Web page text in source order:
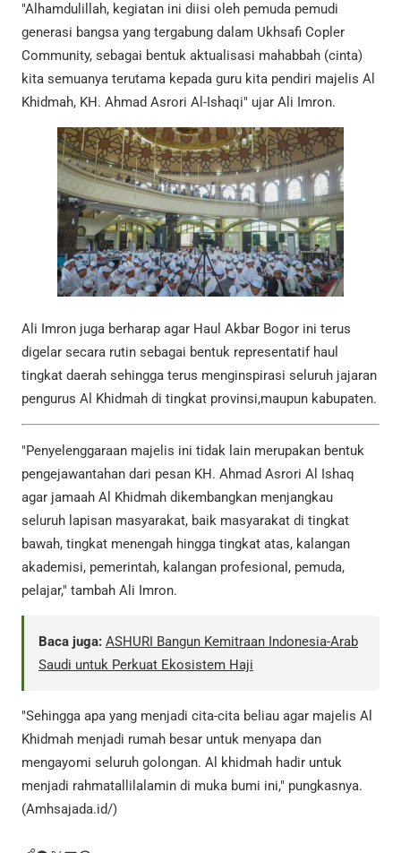
"Alhamdulillah, kegiatan ini diisi oleh pemuda pemudi
generasi bangsa yang tergabung dalam Ukhsafi Copler
Community, sebagai bentuk aktualisasi mahabbah (cinta)
kita semuanya terutama kepada guru kita pendiri majelis Al
Khidmah, KH. Ahmad Asrori Al-Ishaqi" ujar Ali Imron.
Ali Imron juga berharap agar Haul Akbar Bogor ini terus
digelar secara rutin sebagai bentuk representatif haul
tingkat daerah sehingga terus menginspirasi seluruh jajaran
pengurus Al Khidmah di tingkat provinsi,maupun kabupaten.
"Penyelenggaraan majelis ini tidak lain merupakan bentuk
pengejawantahan dari pesan KH. Ahmad Asrori Al Ishaq
agar jamaah Al Khidmah dikembangkan menjangkau
seluruh lapisan masyarakat, baik masyarakat di tingkat
bawah, tingkat menengah hingga tingkat atas, kalangan
akademisi, pemerintah, kalangan profesional, pemuda,
pelajar," tambah Ali Imron.
Baca juga: ASHURI Bangun Kemitraan Indonesia-Arab
Saudi untuk Perkuat Ekosistem Haji
"Sehingga apa yang menjadi cita-cita beliau agar majelis Al
Khidmah menjadi rumah besar untuk menyapa dan
mengayomi seluruh golongan. Al khidmah hadir untuk
menjadi rahmatallilalamin di muka bumi ini," pungkasnya.
(Amhsajada.id/)